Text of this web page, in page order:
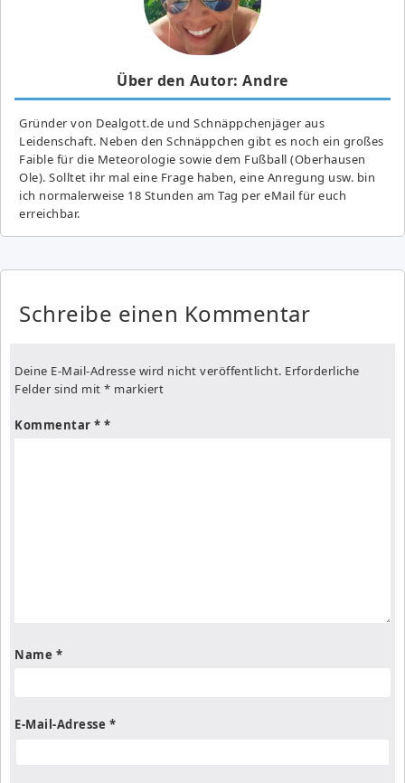
Über den Autor: Andre
Gründer von Dealgott.de und Schnäppchenjäger aus
Leidenschaft. Neben den Schnäppchen gibt es noch ein großes
Fai­ble für die Meteorologie sowie dem Fußball (Oberhausen
Ole). Solltet ihr mal eine Frage haben, eine Anregung usw. bin
ich normalerweise 18 Stunden am Tag per eMail für euch
erreichbar.
Schreibe einen Kommentar
Deine E-Mail-Adresse wird nicht veröffentlicht. Erforderliche
Felder sind mit * markiert
Kommentar *
Name *
E-Mail-Adresse *